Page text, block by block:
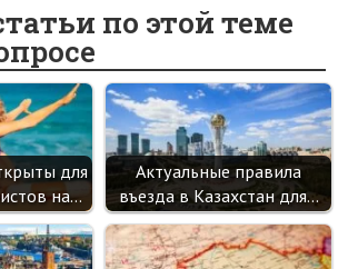
o
o
k
o
kl
as
sn
ik
i
er dI
n
es
t
a
m
по этой теме
для
на…
Актуальные правила
въезда в Казахстан для…